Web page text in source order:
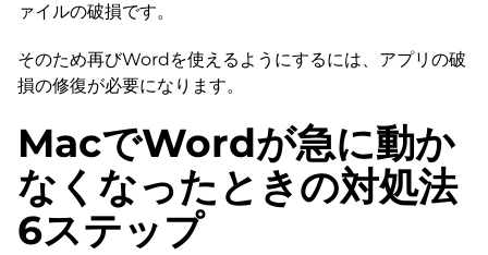
ァイルの破損です。
そのため再びWordを使えるようにするには、アプリの破
損の修復が必要になります。
MacでWordが急に動か
なくなったときの対処法
6ステップ